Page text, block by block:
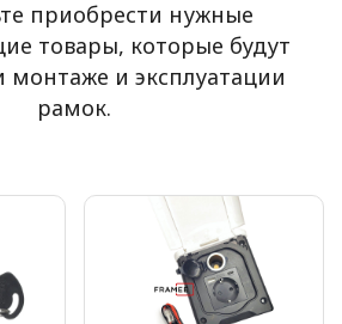
приобрести нужные
товары, которые будут
монтаже и эксплуатации
рамок.